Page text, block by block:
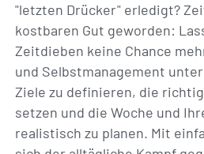
"letzten Drücker" erledigt?
kostbaren Gut geworden:
Zeitdieben keine Chance
und Selbstmanagement
Ziele zu definieren, die
setzen und die Woche und
realistisch zu planen. Mit